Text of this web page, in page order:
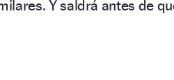
Y saldrá antes de